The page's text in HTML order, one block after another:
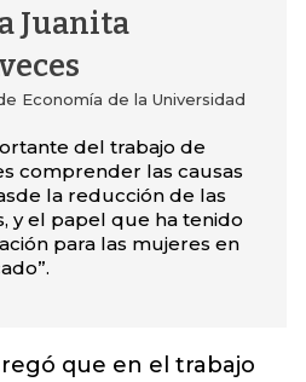
Juanita
Economía de la Universidad
del trabajo de
comprender las causas
la reducción de las
y el papel que ha tenido
para las mujeres en
que en el trabajo